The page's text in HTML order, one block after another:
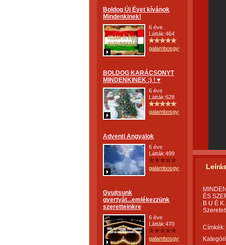
Boldog Új Évet kívánok
Mindenkinek!
6 éve
Látták:464
galambosgyulane
BOLDOG KARÁCSONYT
MINDENKINEK :) ! ♥
6 éve
Látták:628
galambosgyulane
Adventi Angyalok
6 éve
Látták:499
galambosgyulane
Gyujtsunk
gyertyát...emlékezzünk
szeretteinkre
6 éve
Látták:470
galambosgyulane
ÉS
B U É
Címkék: